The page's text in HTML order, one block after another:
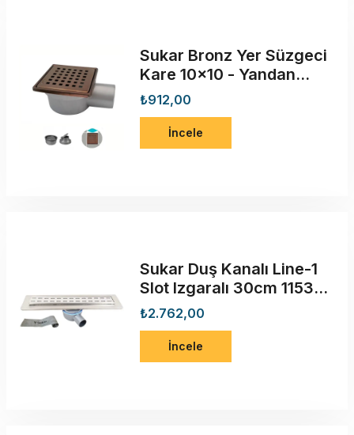
Sukar Bronz Yer Süzgeci
Kare 10x10 - Yandan
Çıkışlı
₺912,00
İncele
Sukar Duş Kanalı Line-1
Slot Izgaralı 30cm 1153-
1063026-01
₺2.762,00
İncele